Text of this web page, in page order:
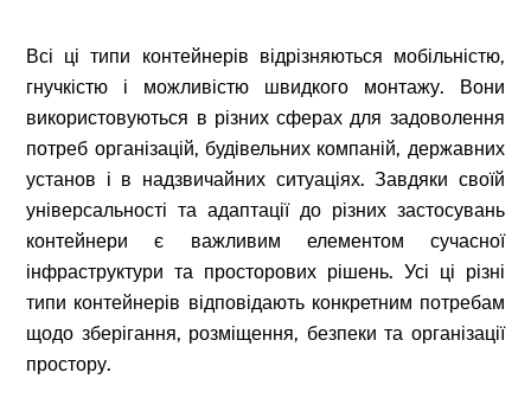
Всі ці типи контейнерів відрізняються мобільністю,
гнучкістю і можливістю швидкого монтажу. Вони
використовуються в різних сферах для задоволення
потреб організацій, будівельних компаній, державних
установ і в надзвичайних ситуаціях. Завдяки своїй
універсальності та адаптації до різних застосувань
контейнери є важливим елементом сучасної
інфраструктури та просторових рішень. Усі ці різні
типи контейнерів відповідають конкретним потребам
щодо зберігання, розміщення, безпеки та організації
простору.